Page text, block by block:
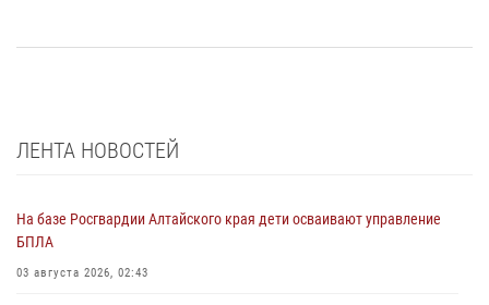
ЛЕНТА НОВОСТЕЙ
На базе Росгвардии Алтайского края дети осваивают управление
БПЛА
03 августа 2026, 02:43